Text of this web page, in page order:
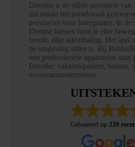
Drenthe is de stilste provincie van
dat maakt het paradoxaal genoeg
provincies voor lasergamen. In de
Drentse bossen hoor je elke
breekt, elke ademhaling. Het spel
de omgeving stiller is. Bij
met professionele apparatuur
Drenthe: vakantieparken, bossen,
evenemententerreinen.
Gebaseerd op 239